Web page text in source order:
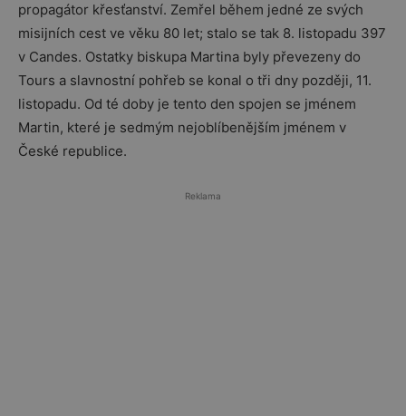
propagátor křesťanství. Zemřel během jedné ze svých
misijních cest ve věku 80 let; stalo se tak 8. listopadu 397
v Candes. Ostatky biskupa Martina byly převezeny do
Tours a slavnostní pohřeb se konal o tři dny později, 11.
listopadu. Od té doby je tento den spojen se jménem
Martin, které je sedmým nejoblíbenějším jménem v
České republice.
Reklama